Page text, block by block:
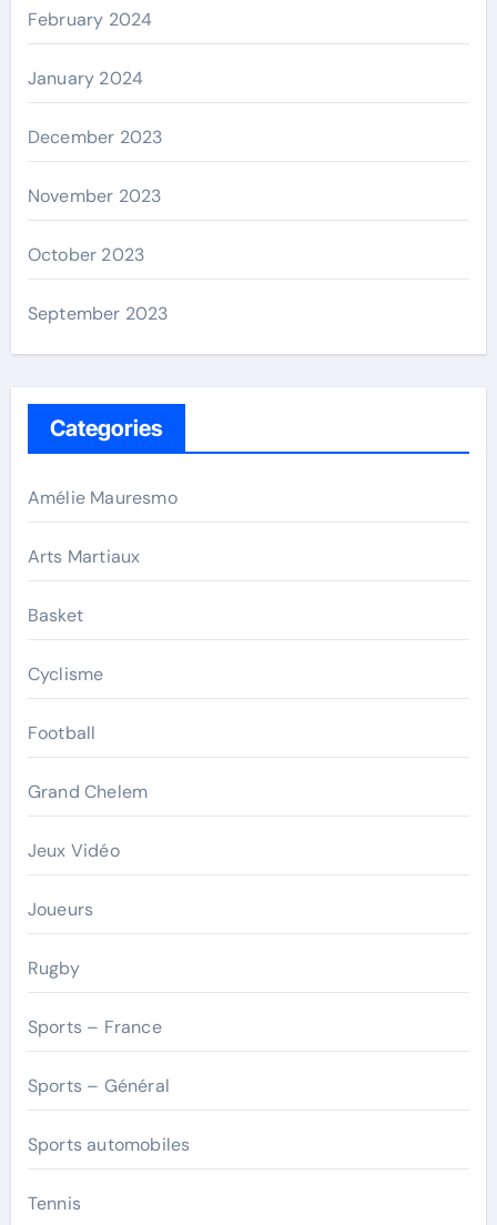
February 2024
January 2024
December 2023
November 2023
October 2023
September 2023
Categories
Amélie Mauresmo
Arts Martiaux
Basket
Cyclisme
Football
Grand Chelem
Jeux Vidéo
Joueurs
Rugby
Sports – France
Sports – Général
Sports automobiles
Tennis